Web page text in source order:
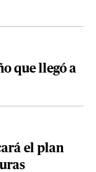
que llegó a
el plan